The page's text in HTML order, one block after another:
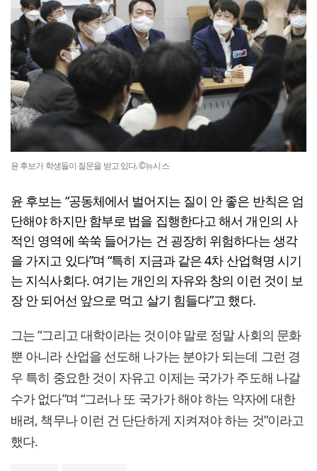
윤 후보가 학생들이 질문을 받고 있다. ©뉴시스
윤 후보는 “공동체에서 벌어지는 질이 안 좋은 반칙은 엄
단해야 하지만 함부로 법을 집행한다고 해서 개인의 사
적인 영역에 쑥쑥 들어가는 건 굉장히 위험하다는 생각
을 가지고 있다”며 “특히 지금과 같은 4차 산업혁명 시기
는 지식사회다. 여기는 개인의 자유와 창의 이런 것이 보
장 안 되어선 앞으로 먹고 살기 힘들다”고 했다.
그는 “그리고 대학이라는 것이야 말로 정말 사회의 문화
뿐 아니라 산업을 선도해 나가는 분야가 되는데 그런 경
우 특히 중요한 것이 자유고 이제는 국가가 주도해 나갈
수가 없다”며 “그러나 또 국가가 해야 하는 약자에 대한
배려, 책무나 이런 건 단단하게 지켜져야 하는 것”이라고
했다.